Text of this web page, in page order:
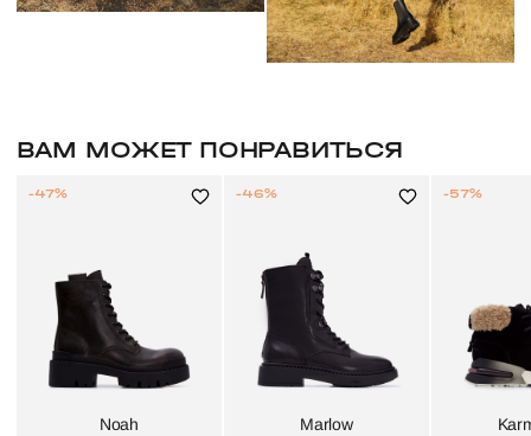
ВАМ МОЖЕТ ПОНРАВИТЬСЯ
Noah
-47%
Marlow
-46% -57%